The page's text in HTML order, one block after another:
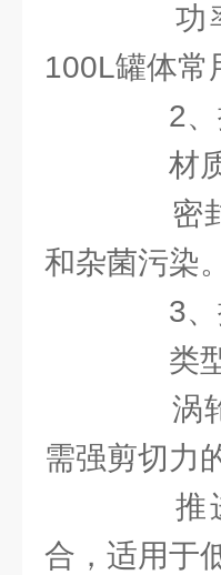
功率
100L罐体常
2、
材质
密封
和杂菌污染。
3、
类型
涡轮
需强剪切力
推进
合，适用于